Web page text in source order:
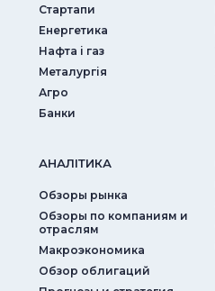
Стартапи
Енергетика
Нафта і газ
Металургія
Агро
Банки
АНАЛIТИКА
Обзоры рынка
Обзоры по компаниям и
отраслям
Макроэкономика
Обзор облигаций